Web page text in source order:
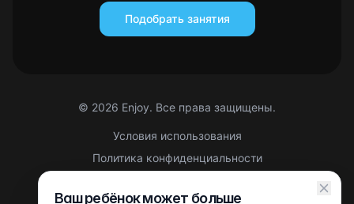
Подобрать занятия
© 2026 Enjoy. Все права защищены.
Условия использования
Политика конфиденциальности
Ваш ребёнок может больше